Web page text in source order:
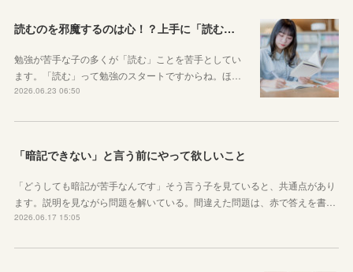
読むのを邪魔するのは心！？上手に「読む」ための気持ちの対処法
勉強が苦手な子の多くが「読む」ことを苦手としてい
ます。「読む」って勉強のスタートですからね。ほ…
2026.06.23 06:50
「暗記できない」と言う前にやって欲しいこと
「どうしても暗記が苦手なんです」そう言う子を見ていると、共通点があり
ます。説明を見ながら問題を解いている。間違えた問題は、赤で答えを書…
2026.06.17 15:05